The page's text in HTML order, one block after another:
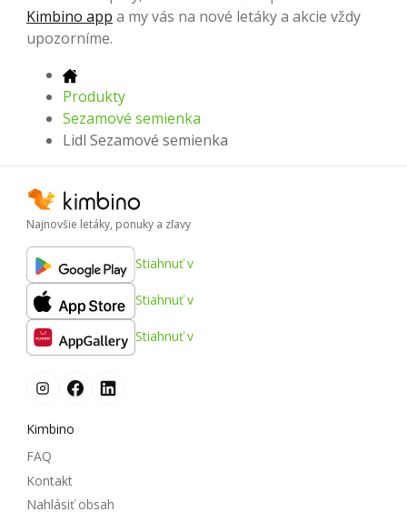
Kimbino app a my vás na nové letáky a akcie vždy
upozorníme.
Produkty
Sezamové semienka
Lidl Sezamové semienka
Najnovšie letáky, ponuky a zľavy
Stiahnuť v
Stiahnuť v
Stiahnuť v
Kimbino
FAQ
Kontakt
Nahlásiť obsah